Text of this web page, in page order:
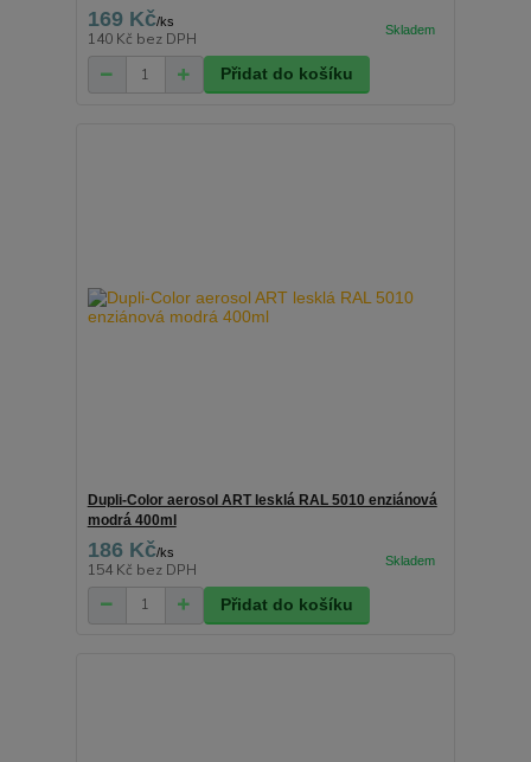
169 Kč/ks
140 Kč bez DPH
Přidat do košíku
Dupli-Color aerosol ART lesklá RAL 5010 enziánová
modrá 400ml
186 Kč/ks
154 Kč bez DPH
Přidat do košíku